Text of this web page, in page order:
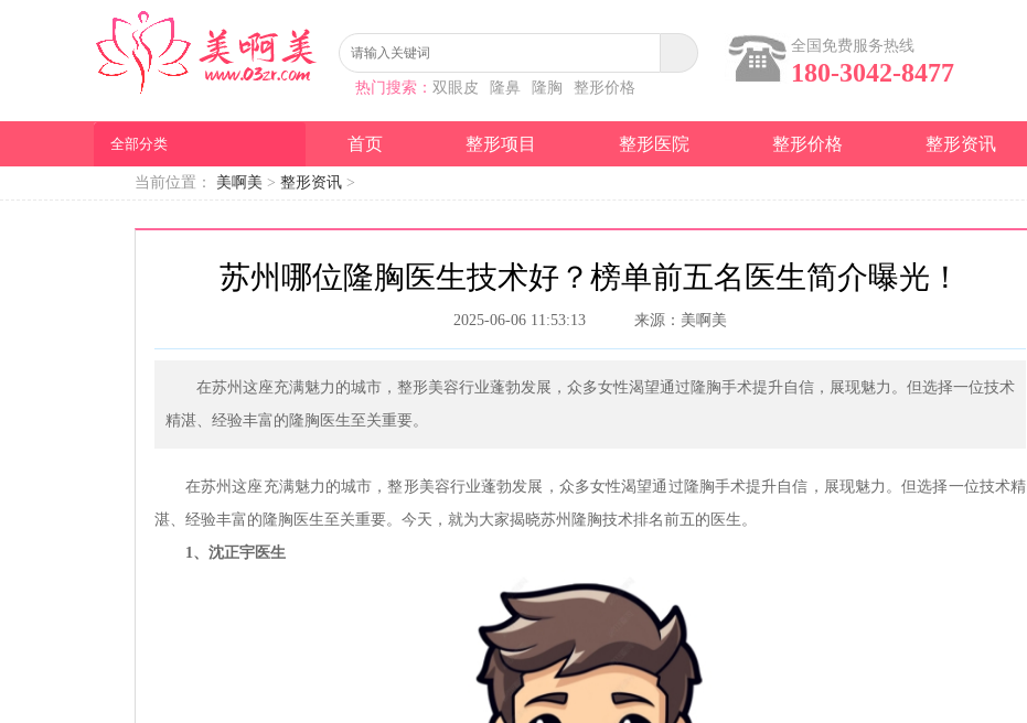
热门搜索： 双眼皮 隆鼻 隆胸 整形价格
全国免费服务热线
180-3042-8477
首页 整形项目 整形医院 整形价格 整形资讯
全部分类
当前位置： 美啊美 > 整形资讯 >
苏州哪位隆胸医生技术好？榜单前五名医生简介曝光！
2025-06-06 11:53:13 来源：美啊美
在苏州这座充满魅力的城市，整形美容行业蓬勃发展，众多女性渴望通过隆胸手术提升自信，展现魅力。但选择一位技术
精湛、经验丰富的隆胸医生至关重要。
在苏州这座充满魅力的城市，整形美容行业蓬勃发展，众多女性渴望通过隆胸手术提升自信，展现魅力。但选择一位技术精
湛、经验丰富的隆胸医生至关重要。今天，就为大家揭晓苏州隆胸技术排名前五的医生。
1、沈正宇医生